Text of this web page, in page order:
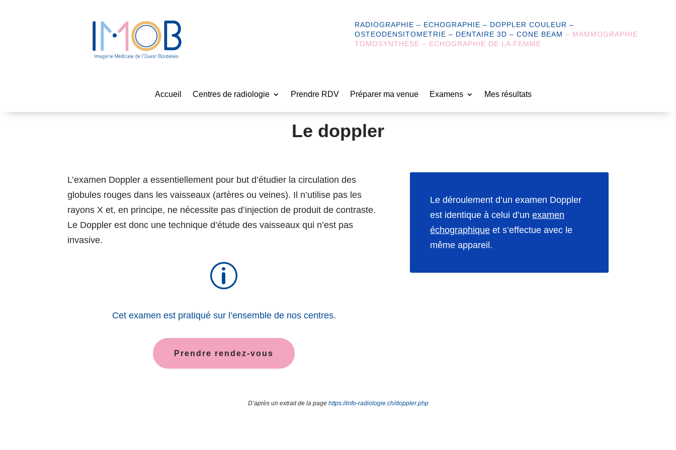
RADIOGRAPHIE – ECHOGRAPHIE – DOPPLER COULEUR –
OSTEODENSITOMETRIE – DENTAIRE 3D – CONE BEAM– MAMMOGRAPHIE
TOMOSYNTHESE – ECHOGRAPHIE DE LA FEMME
Accueil Centres de radiologie Prendre RDV Préparer ma venue Examens Mes résultats
Le doppler
L’examen Doppler a essentiellement pour but d’étudier la circulation des
globules rouges dans les vaisseaux (artères ou veines). Il n’utilise pas les
rayons X et, en principe, ne nécessite pas d’injection de produit de contraste.
Le Doppler est donc une technique d’étude des vaisseaux qui n’est pas
invasive.
p
Cet examen est pratiqué sur l’ensemble de nos centres.
Prendre rendez-vous
Le déroulement d’un examen Doppler
est identique à celui d’un examen
échographiqueet s’effectue avec le
même appareil.
D’après un extrait de la page https://info-radiologie.ch/doppler.php